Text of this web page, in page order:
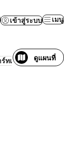
เข้าสู่ระบบ เมนู
ร์ทเมนท์ ครอบครัว
ดูแผนที่